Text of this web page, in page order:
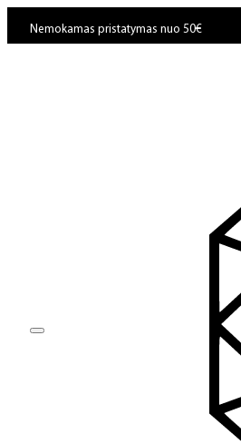
Nemokamas pristatymas nuo 50€